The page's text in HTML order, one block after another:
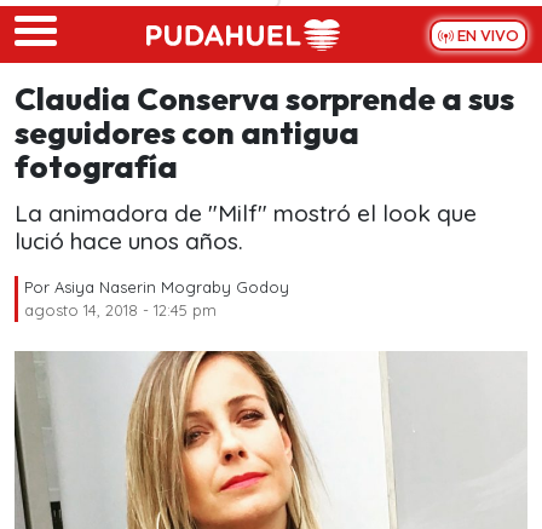
Skip to main content
EN VIVO
Claudia Conserva sorprende a sus
seguidores con antigua
fotografía
La animadora de "Milf" mostró el look que
lució hace unos años.
Por Asiya Naserin Mograby Godoy
agosto 14, 2018 - 12:45 pm